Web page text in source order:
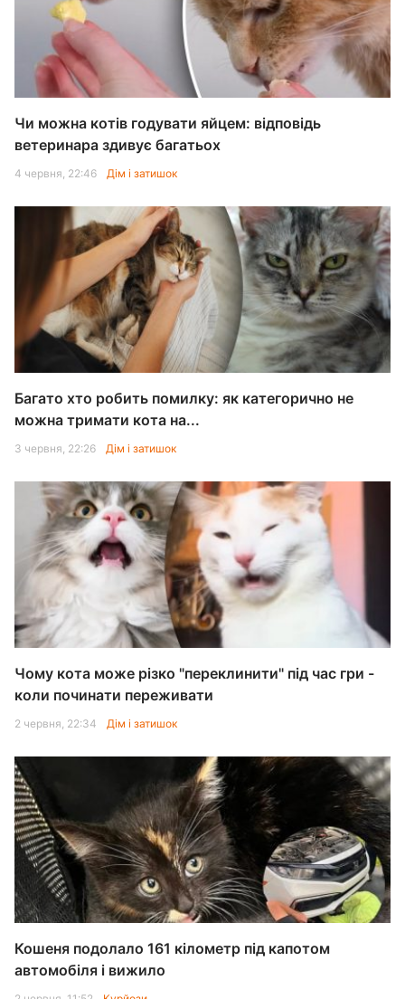
Чи можна котів годувати яйцем: відповідь
ветеринара здивує багатьох
4 червня, 22:46 Дім і затишок
Багато хто робить помилку: як категорично не
можна тримати кота на...
3 червня, 22:26 Дім і затишок
Чому кота може різко "переклинити" під час гри -
коли починати переживати
2 червня, 22:34 Дім і затишок
Кошеня подолало 161 кілометр під капотом
автомобіля і вижило